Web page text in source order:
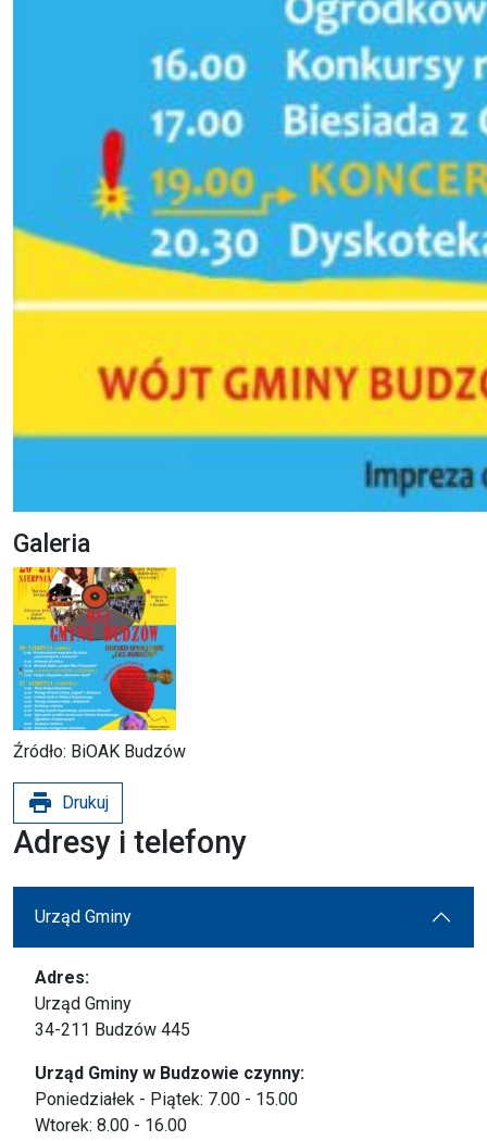
Galeria
Źródło: BiOAK Budzów
print Drukuj
Adresy i telefony
Urząd Gminy
Adres:
Urząd Gminy
34-211 Budzów 445
Urząd Gminy w Budzowie czynny:
Poniedziałek - Piątek: 7.00 - 15.00
Wtorek: 8.00 - 16.00